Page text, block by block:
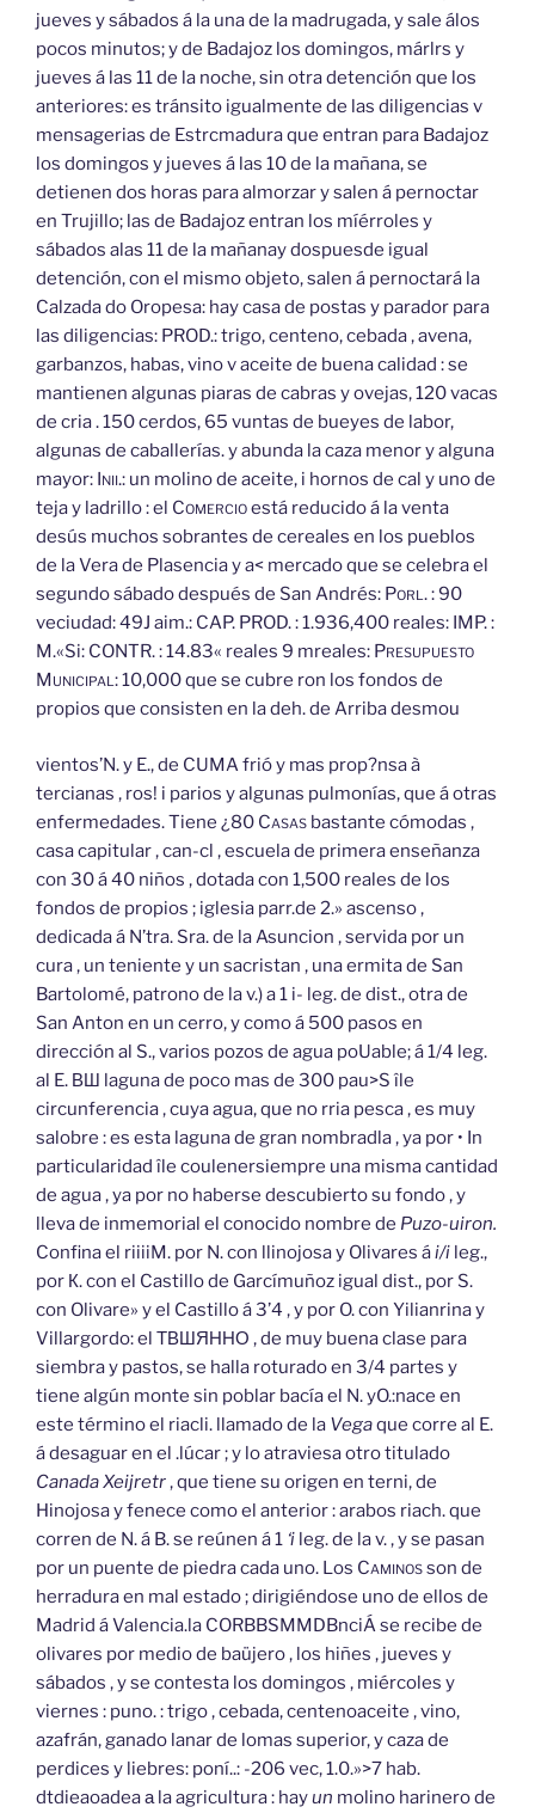
jueves y sábados á la una de la madrugada, y sale álos
pocos minutos; y de Badajoz los domingos, márlrs y
jueves á las 11 de la noche, sin otra detención que los
anteriores: es tránsito igualmente de las diligencias v
mensagerias de Estrcmadura que entran para Badajoz
los domingos y jueves á las 10 de la mañana, se
detienen dos horas para almorzar y salen á pernoctar
en Trujillo; las de Badajoz entran los míérroles y
sábados alas 11 de la mañanay dospuesde igual
detención, con el mismo objeto, salen á pernoctará la
Calzada do Oropesa: hay casa de postas y parador para
las diligencias: PROD.: trigo, centeno, cebada , avena,
garbanzos, habas, vino v aceite de buena calidad : se
mantienen algunas piaras de cabras y ovejas, 120 vacas
de cria . 150 cerdos, 65 vuntas de bueyes de labor,
algunas de caballerías. y abunda la caza menor y alguna
mayor: Inii.: un molino de aceite, i hornos de cal y uno de
teja y ladrillo : el Comercioestá reducido á la venta
desús muchos sobrantes de cereales en los pueblos
de la Vera de Plasencia y a< mercado que se celebra el
segundo sábado después de San Andrés: Porl.: 90
veciudad: 49J aim.: CAP. PROD. : 1.936,400 reales: IMP. :
M.«Si: CONTR. : 14.83« reales 9 mreales: Presupuesto
Municipal:10,000 que se cubre ron los fondos de
propios que consisten en la deh. de Arriba desmou
vientos’N. y E., de CUMA frió y mas prop?nsa à
tercianas , ros! i parios y algunas pulmonías, que á otras
enfermedades. Tiene ¿80 Casas bastante cómodas ,
casa capitular , can-cl , escuela de primera enseñanza
con 30 á 40 niños , dotada con 1,500 reales de los
fondos de propios ; iglesia parr.de 2.» ascenso ,
dedicada á N’tra. Sra. de la Asuncion , servida por un
cura , un teniente y un sacristan , una ermita de San
Bartolomé, patrono de la v.) a 1 i- leg. de dist., otra de
San Anton en un cerro, y como á 500 pasos en
dirección al S., varios pozos de agua poUable; á 1/4 leg.
al E. ВШ laguna de poco mas de 300 pau>S île
circunferencia , cuya agua, que no rria pesca , es muy
salobre : es esta laguna de gran nombradla , ya por • In
particularidad île coulenersiempre una misma cantidad
de agua , ya por no haberse descubierto su fondo , y
lleva de inmemorial el conocido nombre de Puzo-uiron.
Confina el riiiiM. por N. con llinojosa y Olivares ái/i leg.,
por К. con el Castillo de Garcímuñoz igual dist., por S.
con Olivare» y el Castillo á 3’4 , y por O. con Yilianrina y
Villargordo: el ТВШЯННО , de muy buena clase para
siembra y pastos, se halla roturado en 3/4 partes y
tiene algún monte sin poblar bacía el N. yO.:nace en
este término el riacli. llamado de la Vegaque corre al E.
á desaguar en el .lúcar ; y lo atraviesa otro titulado
Canada Xeijretr, que tiene su origen en terni, de
Hinojosa y fenece como el anterior : arabos riach. que
corren de N. á B. se reúnen á 1 ‘i leg. de la v. , y se pasan
por un puente de piedra cada uno. Los Caminosson de
herradura en mal estado ; dirigiéndose uno de ellos de
Madrid á Valencia.la CORBBSMMDBnciÁ se recibe de
olivares por medio de baüjero , los hiñes , jueves y
sábados , y se contesta los domingos , miércoles y
viernes : puno. : trigo , cebada, centenoaceite , vino,
azafrán, ganado lanar de lomas superior, y caza de
perdices y liebres: poní..: -206 vec, 1.0.»>7 hab.
dtdieaoadea а la agricultura : hayun molino harinero de